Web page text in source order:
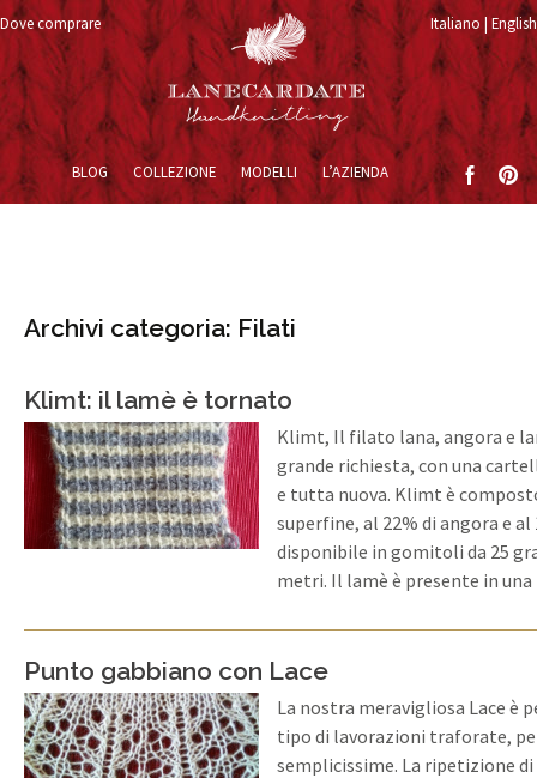
Italiano English
Dove comprare
Vai al contenuto
BLOG COLLEZIONE MODELLI L’AZIENDA
Archivi categoria: Filati
Klimt: il lamè è tornato
Klimt, Il filato lana, angora e
grande richiesta, con una
e tutta nuova. Klimt è
superfine, al 22% di angora e al
disponibile in gomitoli da 25
metri. Il lamè è presente in
Punto gabbiano con Lace
La nostra meravigliosa Lace è
tipo di lavorazioni traforate,
semplicissime. La ripetizione